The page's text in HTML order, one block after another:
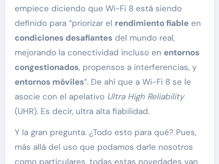
empiece diciendo que Wi-Fi 8 está siendo
definido para “priorizar el rendimiento fiableen
condiciones desafiantesdel mundo real,
mejorando la conectividad incluso en entornos
congestionados, propensos a interferencias, y
entornos móviles”. De ahí que a Wi-Fi 8 se le
asocie con el apelativo Ultra High Reliability
(UHR). Es decir, ultra alta fiabilidad.
Y la gran pregunta. ¿Todo esto para qué? Pues,
más allá del uso que podamos darle nosotros
como particulares, todas estas novedades van